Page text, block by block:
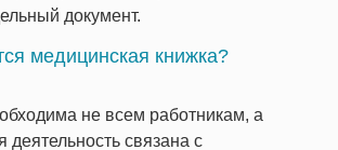
документ.
медицинская книжка?
не всем работникам, а
деятельность связана с